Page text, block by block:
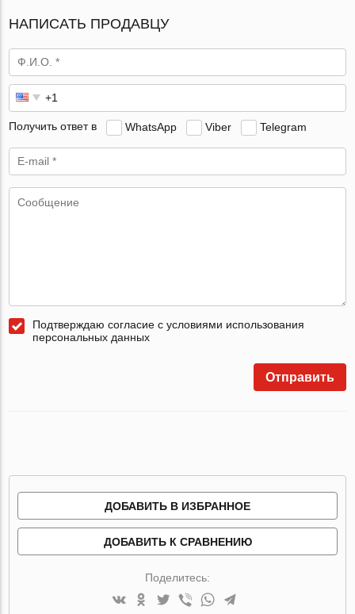
НАПИСАТЬ ПРОДАВЦУ
Получить ответ в WhatsApp Viber Telegram
Подтверждаю согласие с условиями использования
персональных данных
Отправить
ДОБАВИТЬ В ИЗБРАННОЕ
ДОБАВИТЬ К СРАВНЕНИЮ
Поделитесь: